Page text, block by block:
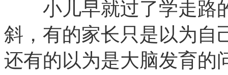
小儿早就过了学走路
斜，有的家长只是以为自
还有的以为是大脑发育的